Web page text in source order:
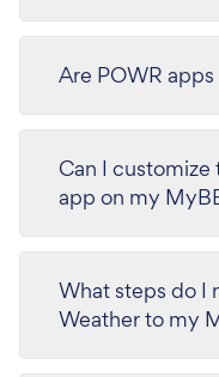
Are POWR
Can I
app on my
What steps do I
Weather to my